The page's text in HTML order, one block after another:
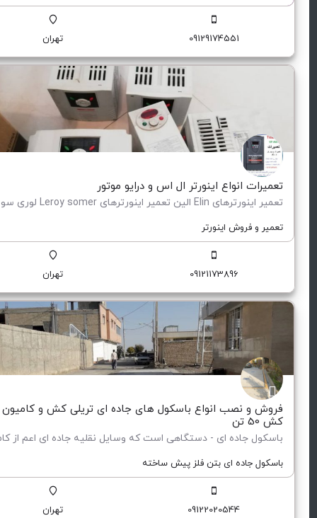
09129174551 تهران
تعمیرات انواع اینورتر ال اس و درایو موتور
تعمیر و فروش اینورتر
09121173896 تهران
فروش و نصب انواع باسکول های جاده ای تریلی کش و کامیون
کش 50 تن
باسکول جاده ای بتن فلز پیش ساخته
09122020544 تهران